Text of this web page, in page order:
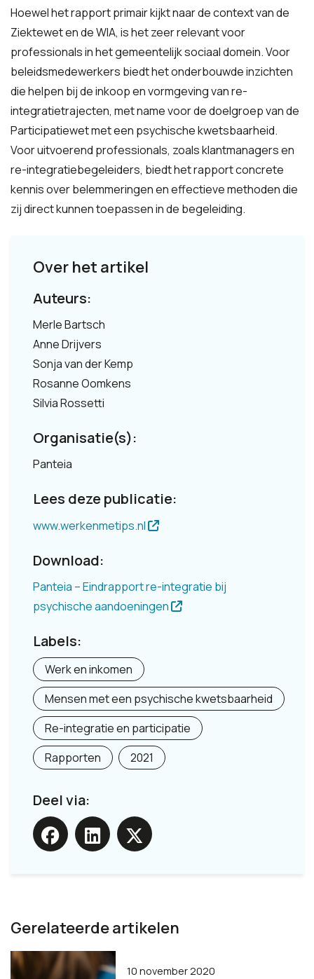
Hoewel het rapport primair kijkt naar de context van de
Ziektewet en de WIA, is het zeer relevant voor
professionals in het gemeentelijk sociaal domein. Voor
beleidsmedewerkers biedt het onderbouwde inzichten
die helpen bij de inkoop en vormgeving van re-
integratietrajecten, met name voor de doelgroep van de
Participatiewet met een psychische kwetsbaarheid.
Voor uitvoerend professionals, zoals klantmanagers en
re-integratiebegeleiders, biedt het rapport concrete
kennis over belemmeringen en effectieve methoden die
zij direct kunnen toepassen in de begeleiding.
Over het artikel
Auteurs:
Merle Bartsch
Anne Drijvers
Sonja van der Kemp
Rosanne Oomkens
Silvia Rossetti
Organisatie(s):
Panteia
Lees deze publicatie:
www.werkenmetips.nl
Download:
Panteia – Eindrapport re-integratie bij
psychische aandoeningen
Labels:
Werk en inkomen
Mensen met een psychische kwetsbaarheid
Re-integratie en participatie
Rapporten
2021
Deel via:
Gerelateerde artikelen
10 november 2020